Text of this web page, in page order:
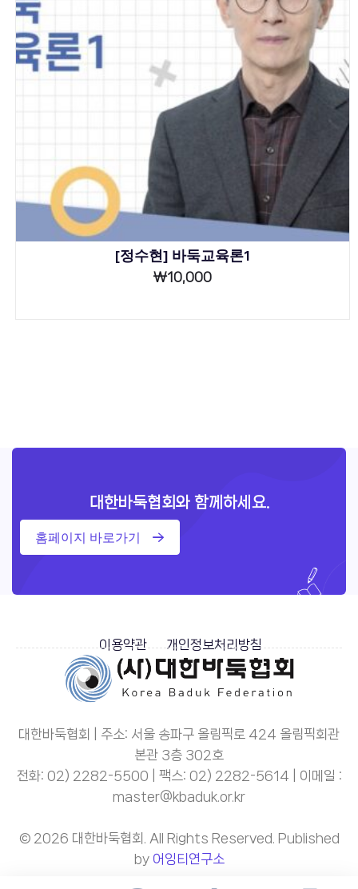
[정수현] 바둑교육론1
₩10,000
대한바둑협회와 함께하세요.
홈페이지 바로가기
이용약관 개인정보처리방침
대한바둑협회 | 주소: 서울 송파구 올림픽로 424 올림픽회관
본관 3층 302호
전화: 02) 2282-5500 | 팩스: 02) 2282-5614 | 이메일 :
master@kbaduk.or.kr
© 2026 대한바둑협회. All Rights Reserved. Published
by 어잉티연구소